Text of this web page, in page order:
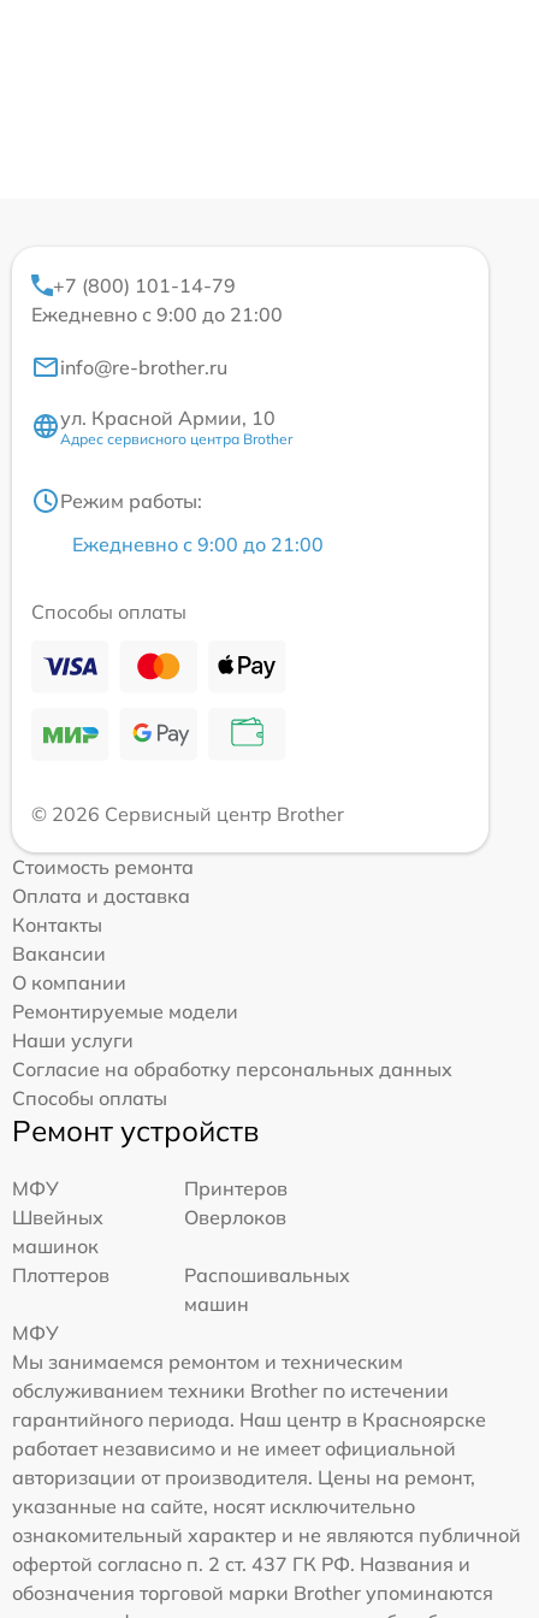
+7 (800) 101-14-79
Ежедневно с 9:00 до 21:00
info@re-brother.ru
ул. Красной Армии, 10
Адрес сервисного центра Brother
Режим работы:
Ежедневно с 9:00 до 21:00
Способы оплаты
© 2026 Сервисный центр Brother
Стоимость ремонта
Оплата и доставка
Контакты
Вакансии
О компании
Ремонтируемые модели
Наши услуги
Согласие на обработку персональных данных
Способы оплаты
Ремонт устройств
МФУ
Принтеров
Швейных
машинок
Оверлоков
Плоттеров
Распошивальных
машин
МФУ
Мы занимаемся ремонтом и техническим
обслуживанием техники Brother по истечении
гарантийного периода. Наш центр в Красноярске
работает независимо и не имеет официальной
авторизации от производителя. Цены на ремонт,
указанные на сайте, носят исключительно
ознакомительный характер и не являются публичной
офертой согласно п. 2 ст. 437 ГК РФ. Названия и
обозначения торговой марки Brother упоминаются